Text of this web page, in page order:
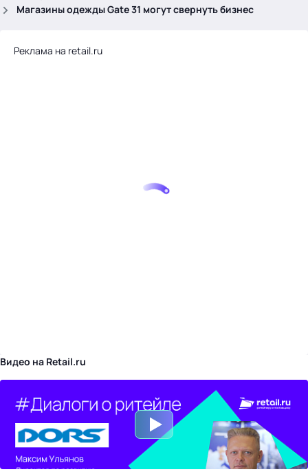
Магазины одежды Gate 31 могут свернуть бизнес
Реклама на retail.ru
Видео на Retail.ru